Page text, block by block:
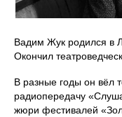
Вадим Жук родился в
Окончил
В разные годы он вёл
радиопередачу
жюри фестивалей